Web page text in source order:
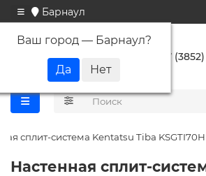
Барнаул
Ваш город — Барнаул?
+7
сплит-система Kentatsu Tiba
Настенная сплит-